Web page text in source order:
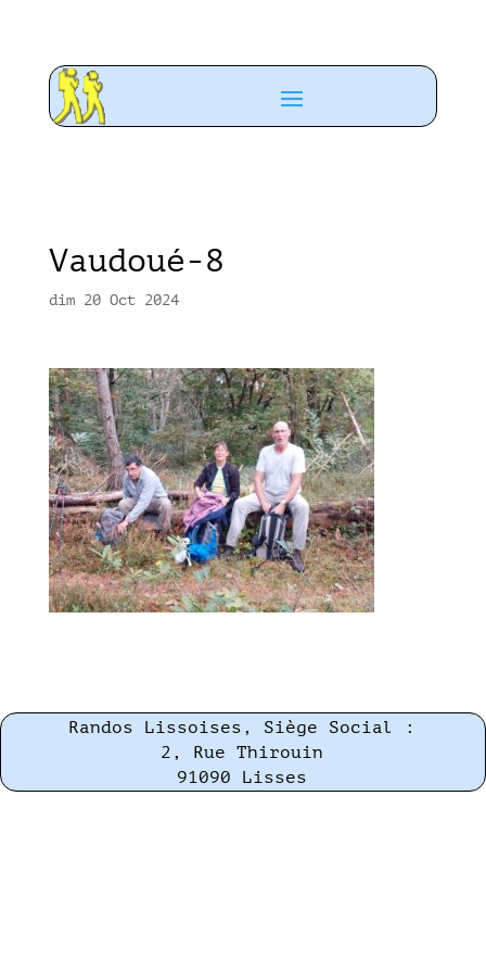
Vaudoué-8
dim 20 Oct 2024
Randos Lissoises, Siège Social :
2, Rue Thirouin
91090 Lisses